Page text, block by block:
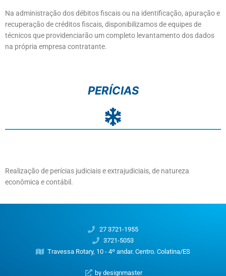
Na administração dos débitos fiscais ou na identificação, apuração e
recuperação de créditos fiscais, disponibilizamos de equipes de
técnicos que providenciarão um completo levantamento dos dados
na própria empresa contratante.
PERÍCIAS
Realização de perícias judiciais e extrajudiciais, de natureza
econômica e contábil.
27 3721-1955
3721-5053
Travessa Rotary, 10 - 4º andar. Centro. Colatina/ES
by designmaster